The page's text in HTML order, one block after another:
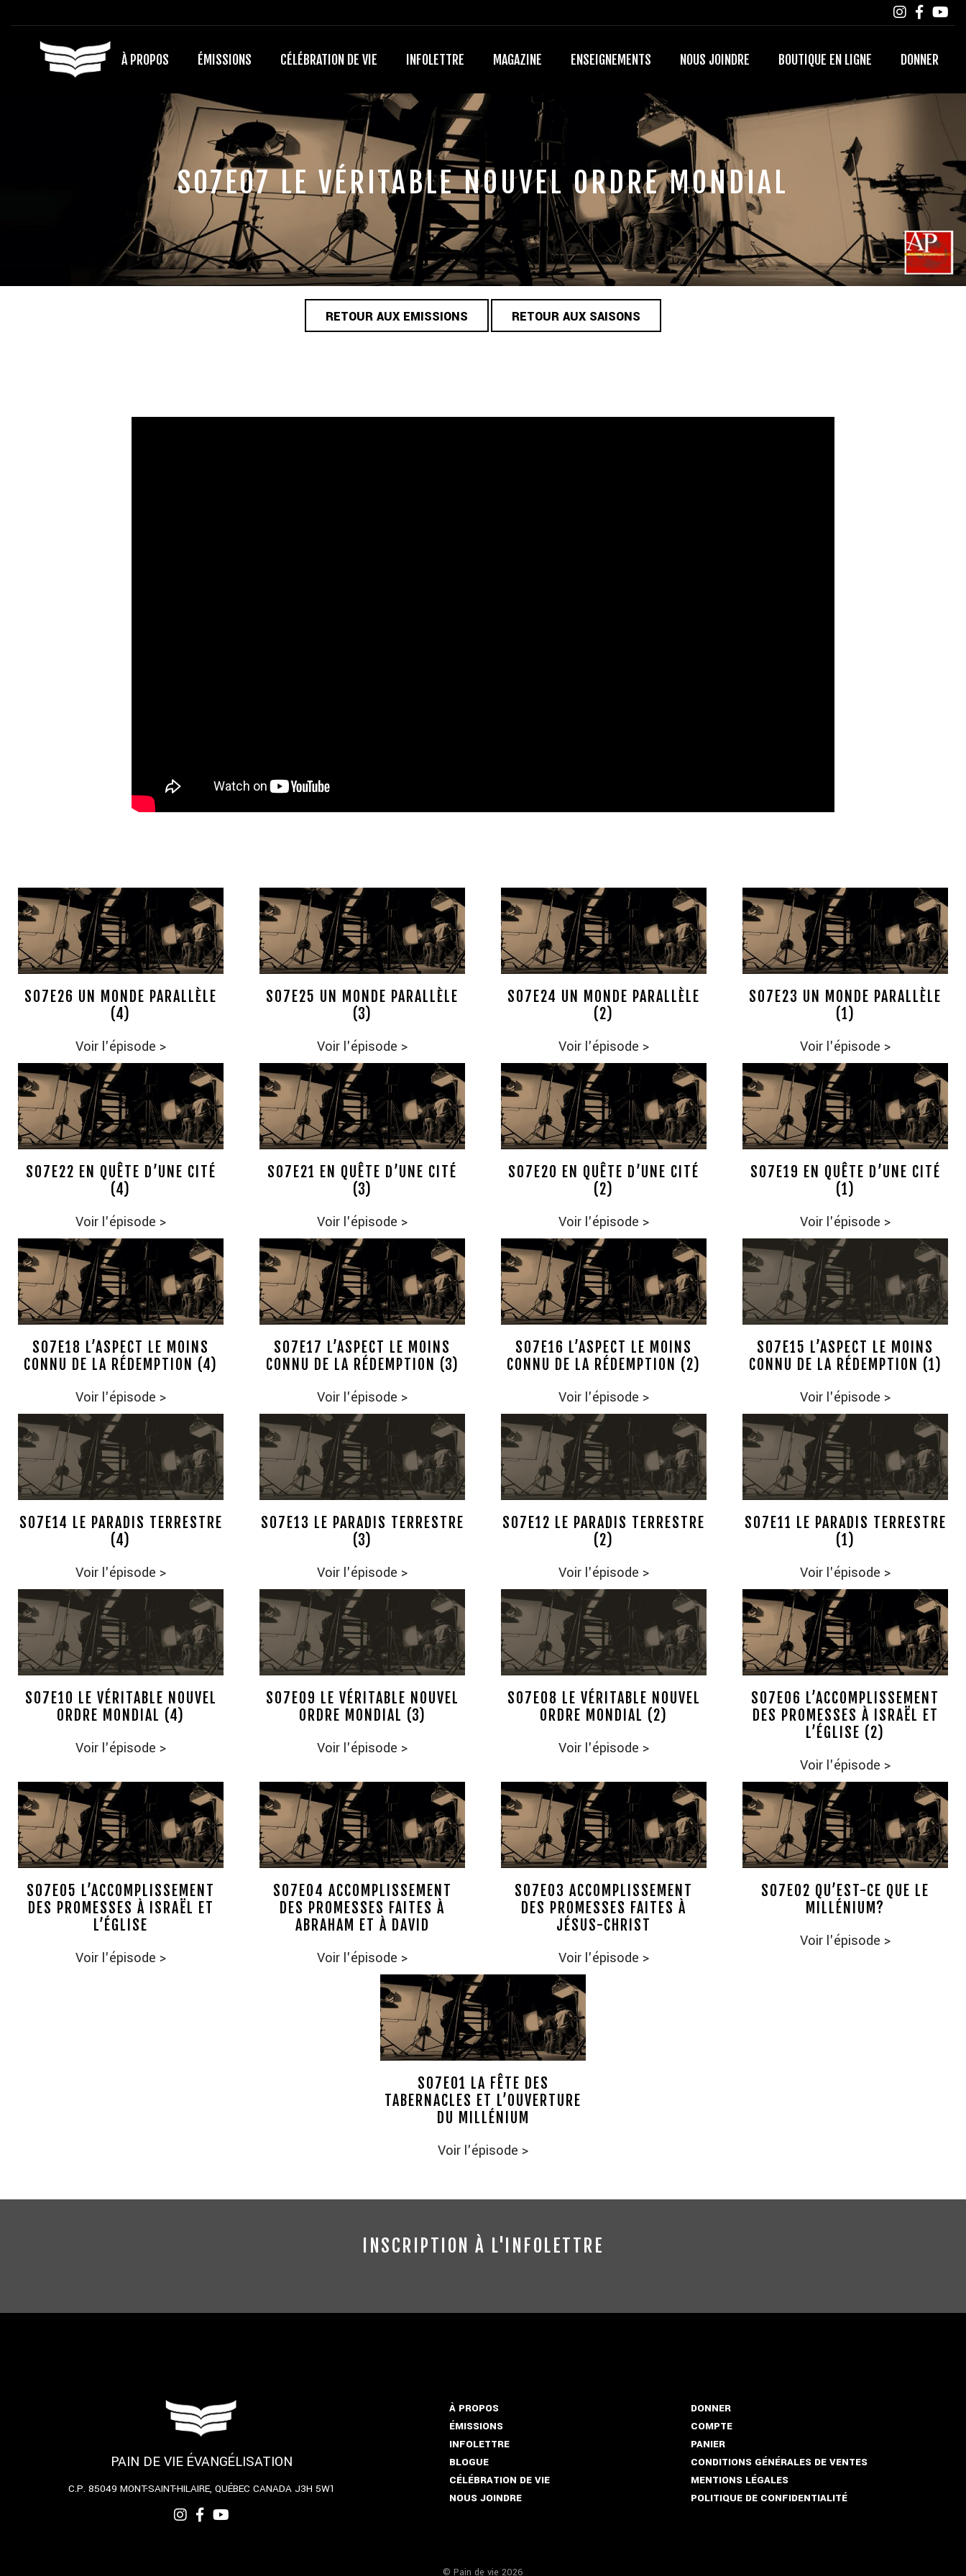
À PROPOS ÉMISSIONS CÉLÉBRATION DE VIE INFOLETTRE MAGAZINE ENSEIGNEMENTS NOUS JOINDRE BOUTIQUE EN LIGNE DONNER
S07E07 LE VÉRITABLE NOUVEL ORDRE MONDIAL
RETOUR AUX EMISSIONS RETOUR AUX SAISONS
S07E26 UN MONDE PARALLÈLE
(4)
Voir l'épisode >
S07E25 UN MONDE PARALLÈLE
(3)
Voir l'épisode >
S07E24 UN MONDE PARALLÈLE
(2)
Voir l'épisode >
S07E23 UN MONDE PARALLÈLE
(1)
Voir l'épisode >
S07E22 EN QUÊTE D’UNE CITÉ
(4)
Voir l'épisode >
S07E21 EN QUÊTE D’UNE CITÉ
(3)
Voir l'épisode >
S07E20 EN QUÊTE D’UNE CITÉ
(2)
Voir l'épisode >
S07E19 EN QUÊTE D’UNE CITÉ
(1)
Voir l'épisode >
S07E18 L’ASPECT LE MOINS
CONNU DE LA RÉDEMPTION (4)
Voir l'épisode >
S07E17 L’ASPECT LE MOINS
CONNU DE LA RÉDEMPTION (3)
Voir l'épisode >
S07E16 L’ASPECT LE MOINS
CONNU DE LA RÉDEMPTION (2)
Voir l'épisode >
S07E15 L’ASPECT LE MOINS
CONNU DE LA RÉDEMPTION (1)
Voir l'épisode >
S07E14 LE PARADIS TERRESTRE
(4)
Voir l'épisode >
S07E13 LE PARADIS TERRESTRE
(3)
Voir l'épisode >
S07E12 LE PARADIS TERRESTRE
(2)
Voir l'épisode >
S07E11 LE PARADIS TERRESTRE
(1)
Voir l'épisode >
S07E10 LE VÉRITABLE NOUVEL
ORDRE MONDIAL (4)
Voir l'épisode >
S07E09 LE VÉRITABLE NOUVEL
ORDRE MONDIAL (3)
Voir l'épisode >
S07E08 LE VÉRITABLE NOUVEL
ORDRE MONDIAL (2)
Voir l'épisode >
S07E06 L’ACCOMPLISSEMENT
DES PROMESSES À ISRAËL ET
L’ÉGLISE (2)
Voir l'épisode >
S07E05 L’ACCOMPLISSEMENT
DES PROMESSES À ISRAËL ET
L’ÉGLISE
Voir l'épisode >
S07E04 ACCOMPLISSEMENT
DES PROMESSES FAITES À
ABRAHAM ET À DAVID
Voir l'épisode >
S07E03 ACCOMPLISSEMENT
DES PROMESSES FAITES À
JÉSUS-CHRIST
Voir l'épisode >
S07E02 QU’EST-CE QUE LE
MILLÉNIUM?
Voir l'épisode >
S07E01 LA FÊTE DES
TABERNACLES ET L’OUVERTURE
DU MILLÉNIUM
Voir l'épisode >
INSCRIPTION À L'INFOLETTRE
PAIN DE VIE ÉVANGÉLISATION
C.P. 85049 MONT-SAINT-HILAIRE, QUÉBEC CANADA J3H 5W1
À PROPOS
ÉMISSIONS
INFOLETTRE
BLOGUE
CÉLÉBRATION DE VIE
NOUS JOINDRE
DONNER
COMPTE
PANIER
CONDITIONS GÉNÉRALES DE VENTES
MENTIONS LÉGALES
POLITIQUE DE CONFIDENTIALITÉ
© Pain de vie 2026